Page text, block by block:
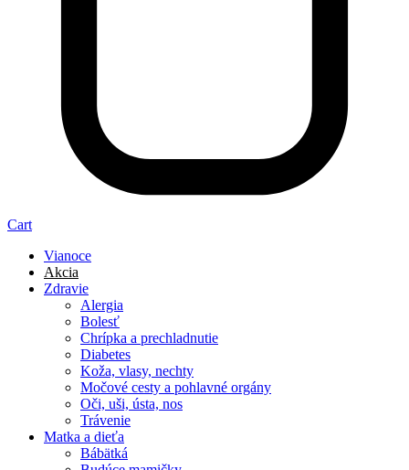
Cart
Vianoce
Akcia
Zdravie
Alergia
Bolesť
Chrípka a prechladnutie
Diabetes
Koža, vlasy, nechty
Močové cesty a pohlavné orgány
Oči, uši, ústa, nos
Trávenie
Matka a dieťa
Bábätká